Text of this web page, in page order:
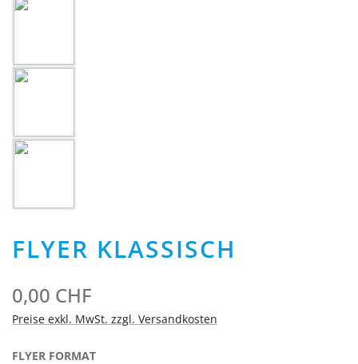
FLYER KLASSISCH
0,00 CHF
Preise exkl. MwSt. zzgl. Versandkosten
FLYER FORMATAUSWÄHLEN